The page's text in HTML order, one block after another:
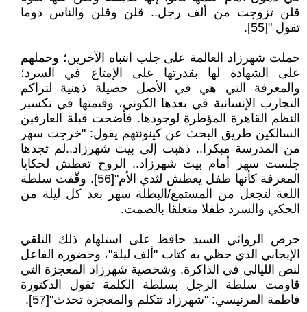
قلن تزوجت من ألف رجل.. قلن وقلن والناس دوما
تقول "[55].
حملت شهرزاد العالمة على جلب انتباه الآخرين؛ وحملهم
على الشهادة لها بقدرتها على الإمتاع في السرد؛
والمعرفة التي هي في الأصل حصيلة ذهنية لتراكم
التجارب الإنسانية في بعدها الكوني، وقيمتها في تكسير
النظم القاهرة المؤطرة لوجودها. فأضحت قبلة العارفين
السالكين طريق البحث عن كينونتهم يقول: "خرجت سهر
من المدرسة مبكرا.. ذهبت إلى بيت شهرزاد..لم تجدها
جلست سهر أمام بيت شهرزاد.. الروح تعطش لحكايا
المعرفة كأنها طفل يعطش لثدي الأم"[56]. وقّفت سلطة
اللغة لتجعل من المستمع/البطلة سهر بعد كل ليلة من
الحكي والسرد طفلا متعلقا بالصمت.
حرص الروائي السيد حافظ على استلهام ذلك التلقي
الإيجابي الذي حظي به كتاب "ألف ليلة"، وحضوره الفاعل
لنص الليالي في الذاكرة. وشخصية شهرزاد المعجزة التي
قاومت سلطة الرجل بسلطة الكلمة تقول الدكتورة
فاطمة المرنيسي: "شهرزاد تتكلم والمعجزة تحدث"[57].